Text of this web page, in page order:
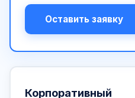
Оставить заявку
Корпоративный